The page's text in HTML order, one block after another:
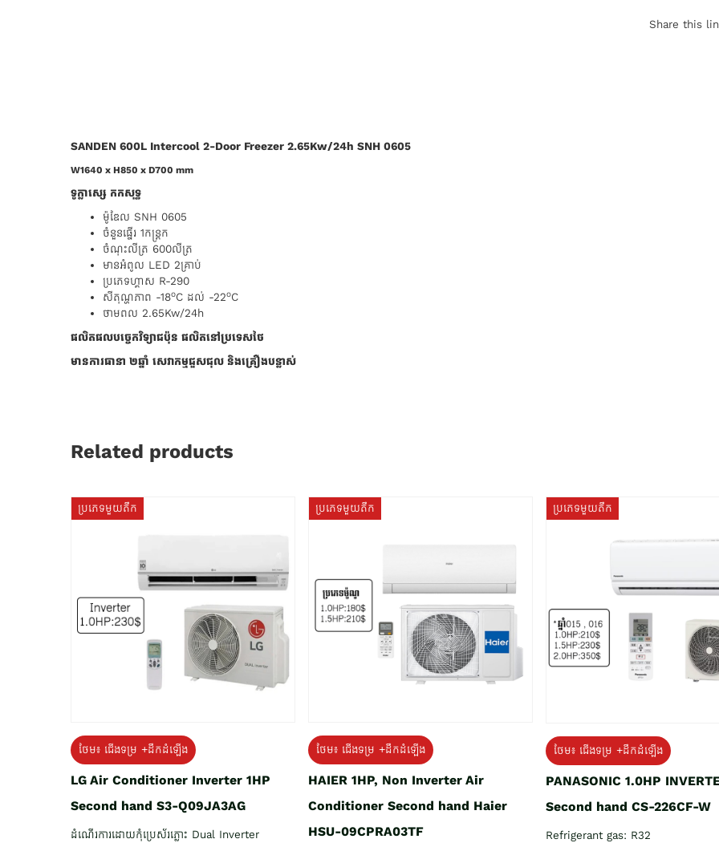
Share this
SANDEN 600L Intercool 2-Door Freezer 2.65Kw/24h SNH 0605
W1640 x H850 x D700 mm
ទូក្លាសេ្ស កកសុទ្ធ
ម៉ូឌែល SNH 0605
ចំនួនធ្នើរ 1កន្ត្រក
ចំណុះលីត្រ 600លីត្រ
មានអំពូល LED 2គ្រាប់
ប្រភេទហ្គាស R-290
សីតុណ្ហភាព -18oC ដល់ -22oC
ថាមពល 2.65Kw/24h
ផលិតផលបច្ចេកវិទ្យាជប៉ុន ផលិតនៅប្រទេសថៃ
មានការធានា ២ឆ្នាំ សេវាកម្មជួសជុល និងគ្រឿងបន្លាស់
Related products
ប្រភេទមួយតឹក
ថែម៖ ជើងទម្រ +ដឹកដំឡើង
LG Air Conditioner Inverter 1HP
Second hand S3-Q09JA3AG
ដំណើរការដោយកុំប្រេស័រភ្លោះ Dual Inverter
ប្រភេទមួយតឹក
ថែម៖ ជើងទម្រ +ដឹកដំឡើង
HAIER 1HP, Non Inverter Air
Conditioner Second hand Haier
HSU-09CPRA03TF
ប្រភេទមួយតឹក
ថែម៖ ជើងទម្រ +ដឹកដំឡើង
PANASONIC 1.0HP
Second hand CS-226CF-W
Refrigerant gas: R32